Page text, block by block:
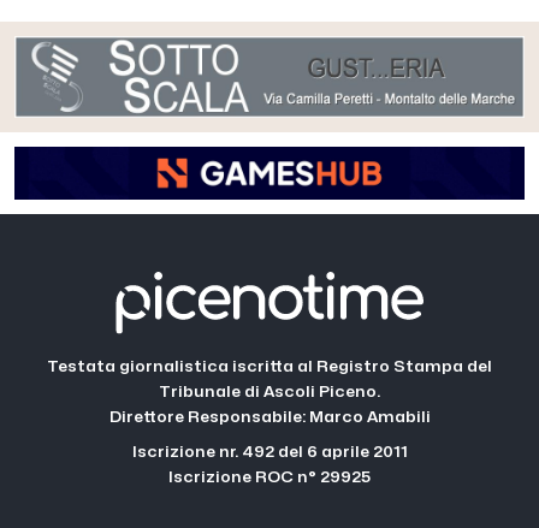
Testata giornalistica iscritta al Registro Stampa del
Tribunale di Ascoli Piceno.
Direttore Responsabile: Marco Amabili
Iscrizione nr. 492 del 6 aprile 2011
Iscrizione ROC n° 29925